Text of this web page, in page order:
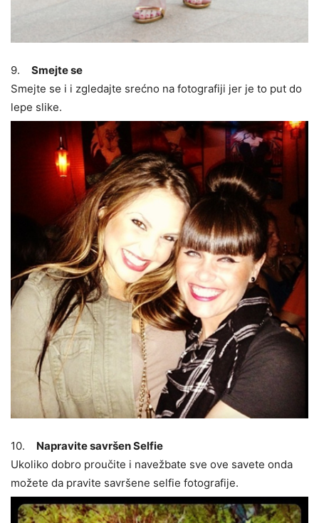
9. Smejte se
Smejte se i i zgledajte srećno na fotografiji jer je to put do
lepe slike.
10. Napravite savršen Selfie
Ukoliko dobro proučite i navežbate sve ove savete onda
možete da pravite savršene selfie fotografije.